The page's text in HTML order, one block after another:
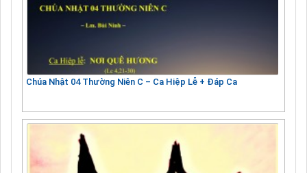
Chúa Nhật 04 Thường Niên C – Ca Hiệp Lễ + Đáp Ca